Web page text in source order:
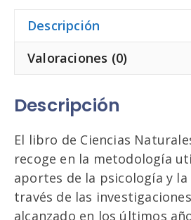
Descripción
Valoraciones (0)
Descripción
El libro de Ciencias
recoge en la metodología
aportes de la psicología y
través de las
alcanzado en los últimos